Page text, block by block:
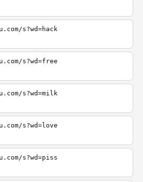
s?wd=hack
s?wd=free
s?wd=milk
s?wd=love
s?wd=piss